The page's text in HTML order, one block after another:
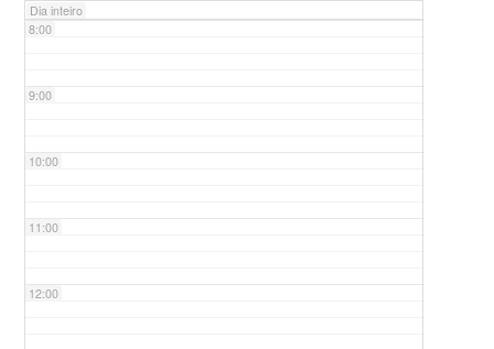
Dia inteiro
8:00
9:00
10:00
11:00
12:00